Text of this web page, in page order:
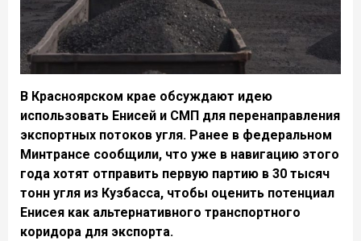
В Красноярском крае обсуждают идею
использовать Енисей и СМП для перенаправления
экспортных потоков угля. Ранее в федеральном
Минтрансе сообщили, что уже в навигацию этого
года хотят отправить первую партию в 30 тысяч
тонн угля из Кузбасса, чтобы оценить потенциал
Енисея как альтернативного транспортного
коридора для экспорта.